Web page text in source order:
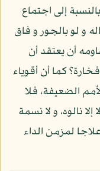
إلى اجتماع
و لو بالجور و فاق
أن يعتقد أن
كما أن أقوياء
الضعيفة، فلا
نالوه، و لا نسمة
لمزمن الداء